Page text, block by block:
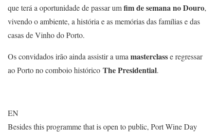
que terá a oportunidade de passar umfim de semana no Douro,
vivendo o ambiente, a história e as memórias das famílias e das
casas de Vinho do Porto.
Os convidados irão ainda assistir a uma masterclasse regressar
ao Porto no comboio histórico The Presidential.
EN
Besides this programme that is open to public, Port Wine Day